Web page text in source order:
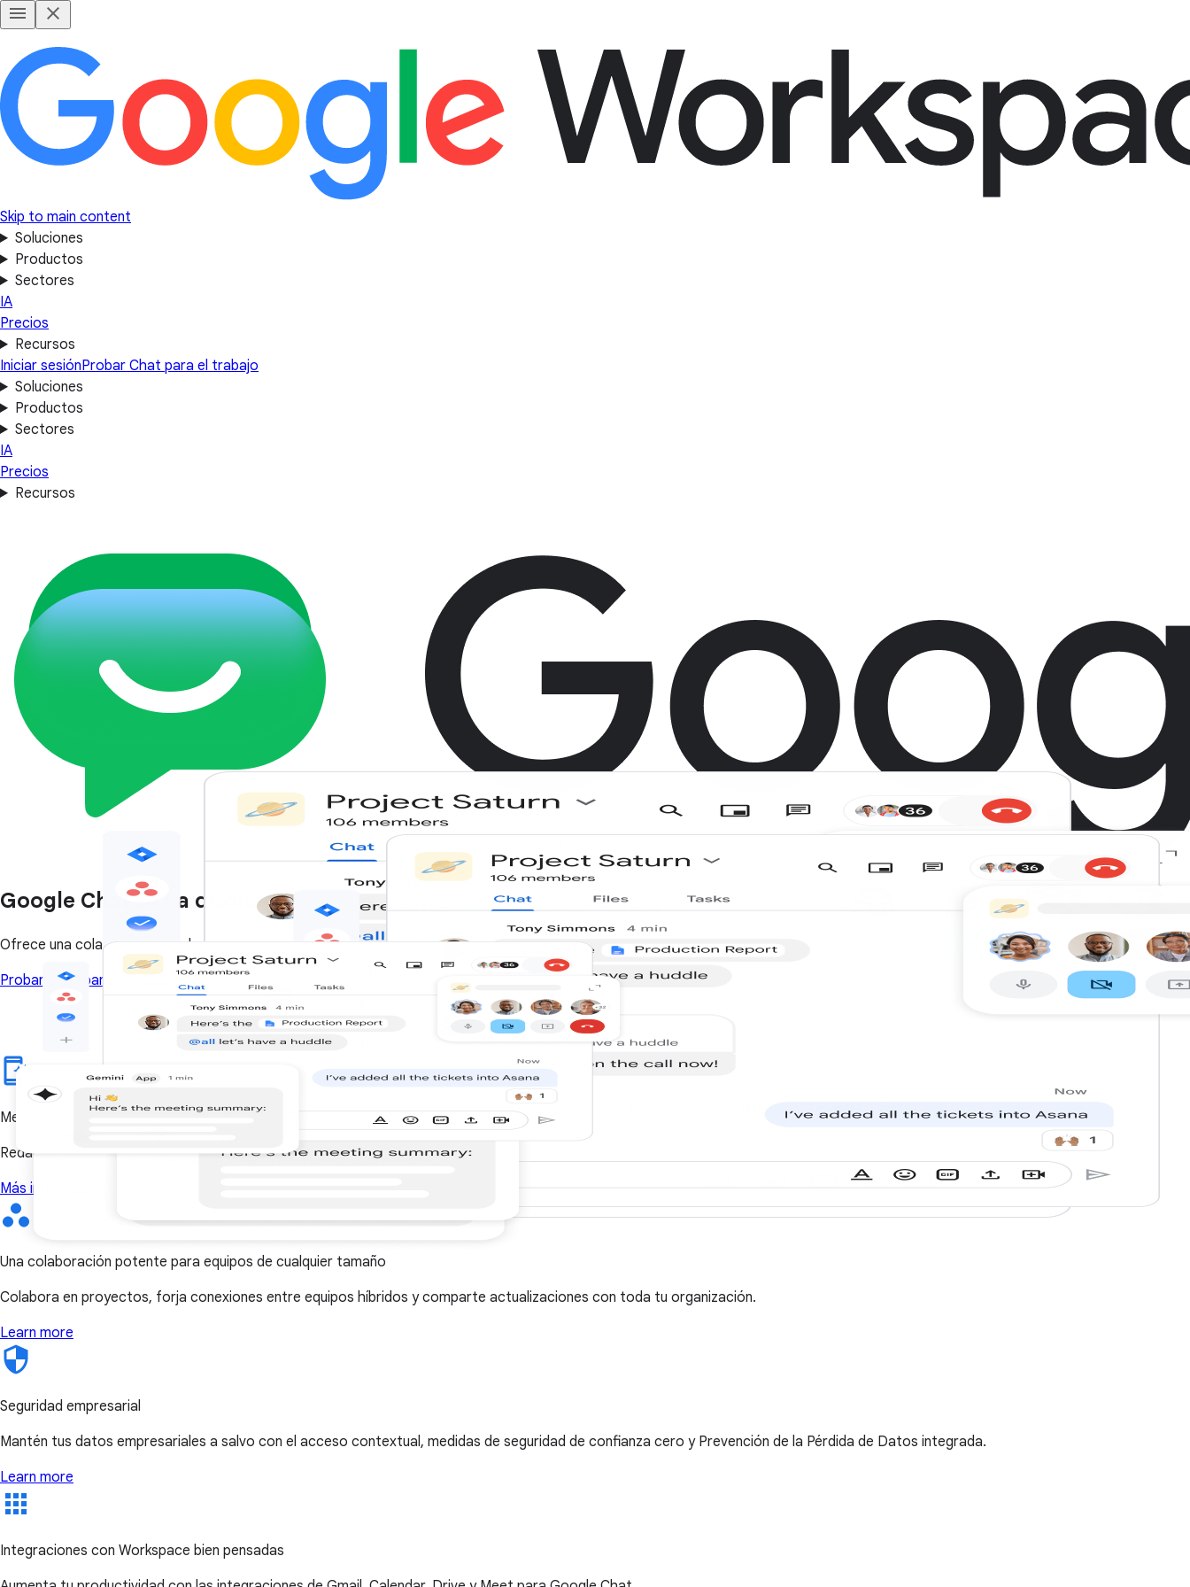
Skip to main content
Soluciones
Productos
Sectores
IA
Precios
Recursos
Iniciar sesiónProbar Chat para el trabajo
Soluciones
Productos
Sectores
IA
Precios
Recursos
Google Chat se ha diseñado para las empresas
Ofrece una colaboración moderna basada en IA, así como escalabilidad, flexibilidad y seguridad, para satisfacer las necesidades de cualquier empresa que use Workspace.
Probar Chat para el trabajo Iniciar sesión
Mensajería moderna con IA
Redacta más rápido, busca de forma más eficiente, encuentra resultados pertinentes y recibe ayuda de Gemini.
Más información
Una colaboración potente para equipos de cualquier tamaño
Colabora en proyectos, forja conexiones entre equipos híbridos y comparte actualizaciones con toda tu organización.
Learn more
Seguridad empresarial
Mantén tus datos empresariales a salvo con el acceso contextual, medidas de seguridad de confianza cero y Prevención de la Pérdida de Datos integrada.
Learn more
Integraciones con Workspace bien pensadas